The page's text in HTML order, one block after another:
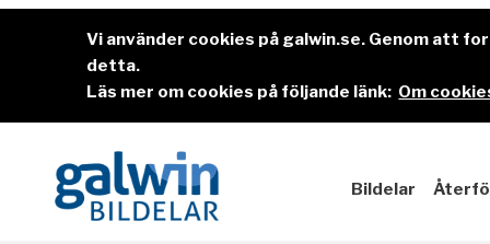
Vi använder cookies på galwin.se. Genom att
detta.
Läs mer om cookies på följande länk: Om
Bildelar